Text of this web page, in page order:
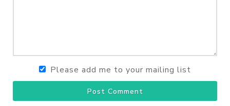
Please add me to your mailing list
Post Comment